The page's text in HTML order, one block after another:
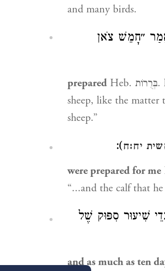
and many birds.
״חָמֵשׁ צֹאן
prepared Heb. בְּרֻרוֹת. Its interpretation is according to the context: six prepared
sheep, like the matter
sheep.”
יח:ח):
were prepared for me
שִׁיעוּר סִפּוּק שֶׁל
and as much as ten